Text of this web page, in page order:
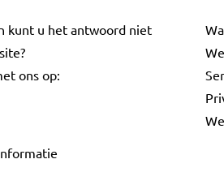
kunt u het antwoord niet
ons op: